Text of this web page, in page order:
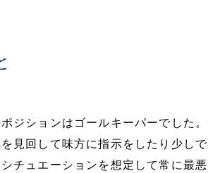
ジションはゴールキーパーでした。
見回して味方に指示をしたり少しで
チュエーションを想定して常に最悪